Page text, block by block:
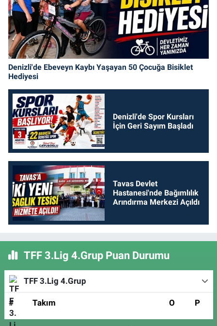
Denizli'de Ebeveyn Kaybı Yaşayan 50 Çocuğa Bisiklet
Hediyesi
Denizli'de Spor Kursları
İçin Geri Sayım Başladı
Tavas Devlet
Hastanesi'nde Bağımlılık
Arındırma Merkezi Açıldı
TFF 3.Lig 4.Grup Puan Durumu
TFF 3.Lig 4.Grup
# Takım O P